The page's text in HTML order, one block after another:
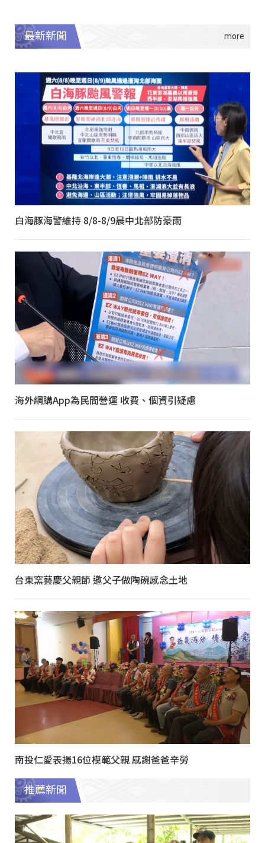
最新新聞
白海豚海警維持 8/8-8/9晨中北部防豪雨
海外網購App為民間營運 收費、個資引疑慮
台東窯藝慶父親節 邀父子做陶碗感念土地
南投仁愛表揚16位模範父親 感謝爸爸辛勞
推薦新聞